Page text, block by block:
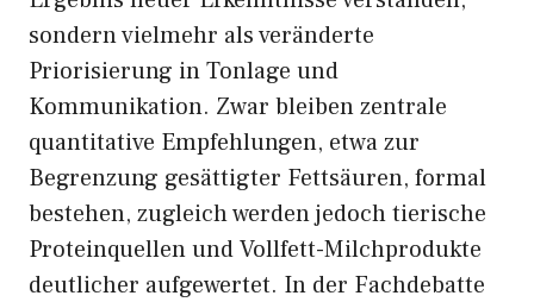
sondern vielmehr als veränderte
Priorisierung in Tonlage und
Kommunikation. Zwar bleiben zentrale
quantitative Empfehlungen, etwa zur
Begrenzung gesättigter Fettsäuren, formal
bestehen, zugleich werden jedoch tierische
Proteinquellen und Vollfett-Milchprodukte
deutlicher aufgewertet. In der Fachdebatte